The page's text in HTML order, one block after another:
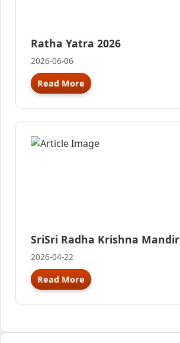
Ratha Yatra 2026
2026-06-06
Read More
SriSri Radha Krishna Mandir
2026-04-22
Read More